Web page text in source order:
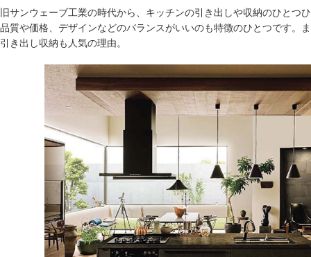
旧サンウェーブ工業の時代から、キッチンの引き出しや収納のひとつ
品質や価格、デザインなどのバランスがいいのも特徴のひとつです。
引き出し収納も人気の理由。